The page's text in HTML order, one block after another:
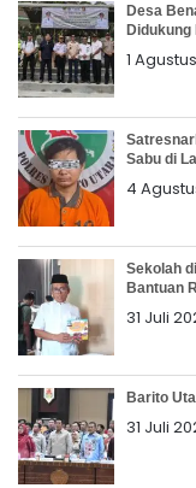
Desa
Didukung
1
Sabu di
4
Sekolah
Bantuan
31 Juli
Barito
31 Juli